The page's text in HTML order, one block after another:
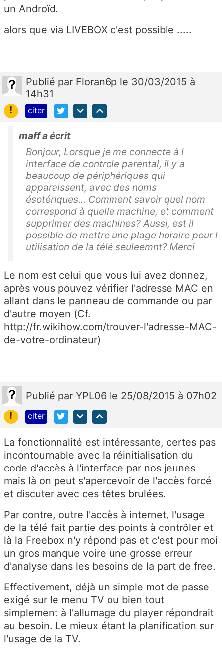
un Androïd.
alors que via LIVEBOX c'est possible .....
Publié par Floran6p le 30/03/2015 à
14h31
!
citer
maff a écrit
Bonjour, Lorsque je me connecte à l
interface de controle parental, il y a
beaucoup de périphériques qui
apparaissent, avec des noms
ésotériques... Comment savoir quel nom
correspond à quelle machine, et comment
supprimer des machines? Aussi, est il
possible de mettre une plage horaire pour l
utilisation de la télé seuleemnt? Merci
Le nom est celui que vous lui avez donnez,
après vous pouvez vérifier l'adresse MAC en
allant dans le panneau de commande ou par
d'autre moyen (Cf.
http://fr.wikihow.com/trouver-l'adresse-MAC-
de-votre-ordinateur)
Publié par YPL06 le 25/08/2015 à 07h02
!
citer
La fonctionnalité est intéressante, certes pas
incontournable avec la réinitialisation du
code d'accès à l'interface par nos jeunes
mais là on peut s'apercevoir de l'accès forcé
et discuter avec ces têtes brulées.
Par contre, outre l'accès à internet, l'usage
de la télé fait partie des points à contrôler et
là la Freebox n'y répond pas et c'est pour moi
un gros manque voire une grosse erreur
d'analyse dans les besoins de la part de free.
Effectivement, déjà un simple mot de passe
exigé sur le menu TV ou bien tout
simplement à l'allumage du player répondrait
au besoin. Le mieux étant la planification sur
l'usage de la TV.